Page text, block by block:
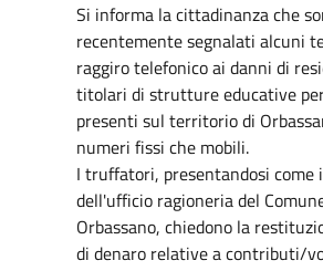
Si informa la cittadinanza che
recentemente segnalati alcuni
raggiro telefonico ai danni di
titolari di strutture educative
presenti sul territorio di
numeri fissi che mobili.
I truffatori, presentandosi come
dell'ufficio ragioneria del
Orbassano, chiedono la
di denaro relative a contributi/